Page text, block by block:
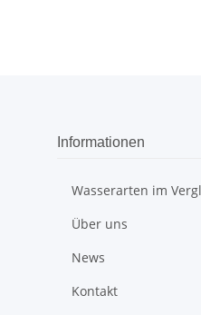
Informationen
Wasserarten im
Über uns
News
Kontakt